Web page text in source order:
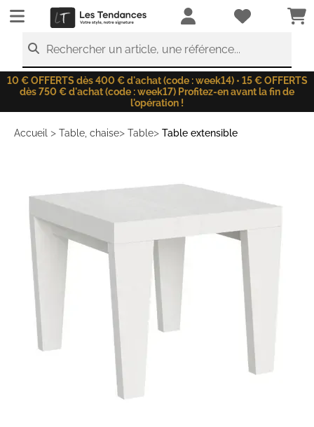
LesTendances.fr
Rechercher un article, une référence...
10 € OFFERTS dès 400 € d'achat (code : week14) • 15 € OFFERTS
dès 750 € d'achat (code : week17) Profitez-en avant la fin de
l'opération !
Accueil > Table, chaise> Table> Table extensible